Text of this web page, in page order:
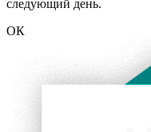
следующий день.
ОК